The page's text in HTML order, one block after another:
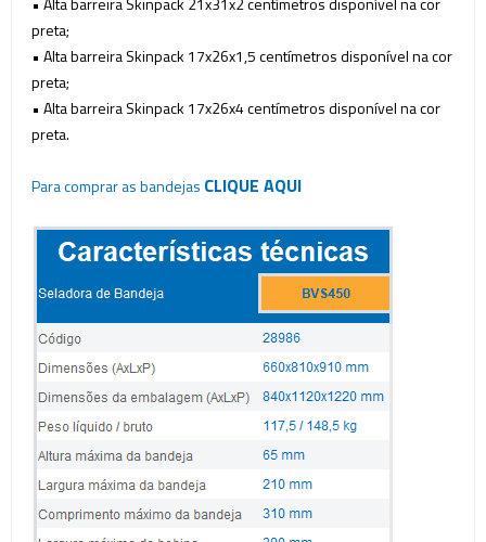
preta;
• Alta barreira Skinpack 17x26x1,5 centímetros disponível na cor
preta;
• Alta barreira Skinpack 17x26x4 centímetros disponível na cor
preta.
Para comprar as bandejas CLIQUE AQUI